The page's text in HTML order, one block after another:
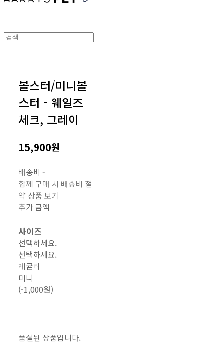
볼스터/미니볼
스터 - 웨일즈
체크, 그레이
15,900원
배송비-
함께 구매 시 배송비 절
약 상품 보기
추가 금액
사이즈
선택하세요.
선택하세요.
레귤러
미니
(-1,000원)
품절된 상품입니다.